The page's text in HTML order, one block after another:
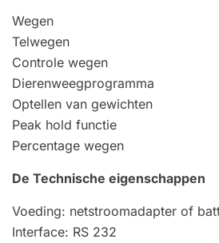
Wegen
Telwegen
Controle wegen
Dierenweegprogramma
Optellen van gewichten
Peak hold functie
Percentage wegen
De Technische eigenschappen
Voeding: netstroomadapter of
Interface: RS 232